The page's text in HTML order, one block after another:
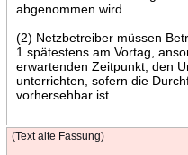
abgenommen wird.
(2) Netzbetreiber müssen
1 spätestens am Vortag,
erwartenden Zeitpunkt, den
unterrichten, sofern die
vorhersehbar ist.
(Text alte Fassung)